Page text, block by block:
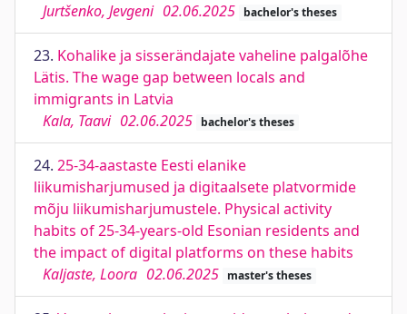
Jurtšenko, Jevgeni 02.06.2025 bachelor's theses
23. Kohalike ja sisserändajate vaheline palgalõhe
Lätis. The wage gap between locals and
immigrants in Latvia
Kala, Taavi 02.06.2025 bachelor's theses
24. 25-34-aastaste Eesti elanike
liikumisharjumused ja digitaalsete platvormide
mõju liikumisharjumustele. Physical activity
habits of 25-34-years-old Esonian residents and
the impact of digital platforms on these habits
Kaljaste, Loora 02.06.2025 master's theses